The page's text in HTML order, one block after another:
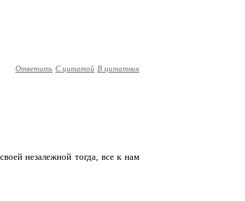
Ответить С цитатой В цитатник
незалежной тогда, все к нам